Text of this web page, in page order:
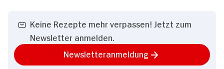
Keine Rezepte mehr verpassen! Jetzt zum
Newsletter anmelden.
Newsletteranmeldung